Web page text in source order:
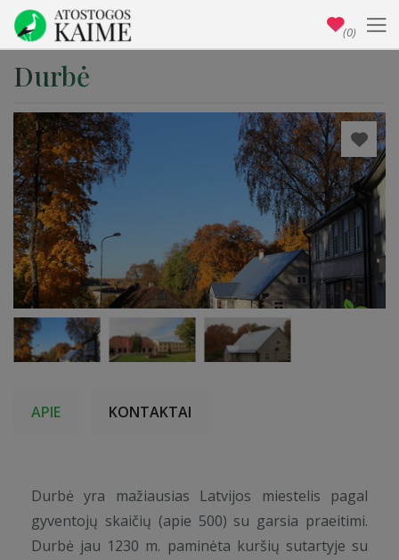
Durbė
APIE KONTAKTAI
Durbė yra mažiausias Latvijos miestelis pagal
gyventojų skaičių (apie 500) su garsia praeitimi.
Durbė jau 1230 m. paminėta kuršių sutartyje su
(0)